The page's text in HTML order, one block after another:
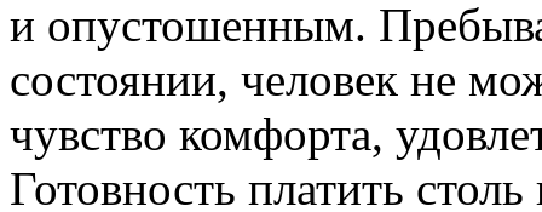
и опустошенным.
состоянии, человек не
чувство комфорта,
Готовность платить